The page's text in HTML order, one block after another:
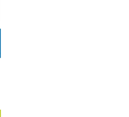
Scuola in chiaro
Erasmus+